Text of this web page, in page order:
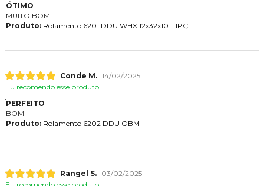
ÓTIMO
MUITO BOM
Produto:Rolamento 6201 DDU WHX 12x32x10 - 1PÇ
Conde M. 14/02/2025
Eu recomendo esse produto.
PERFEITO
BOM
Produto:Rolamento 6202 DDU OBM
Rangel S.
03/02/2025